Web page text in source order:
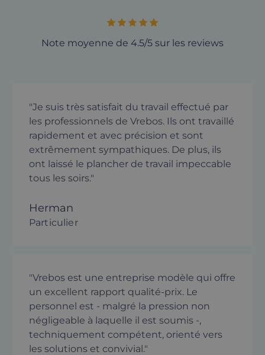
Note moyenne de 4.5/5 sur les reviews
"Je suis très satisfait du travail effectué par
les professionnels de Vrebos. Ils ont travaillé
rapidement et avec précision et sont
extrêmement sympathiques. De plus, ils
ont laissé le plancher de travail impeccable
tous les soirs."
Herman
Particulier
"Vrebos est une entreprise modèle qui offre
un excellent rapport qualité-prix. Le
personnel est - malgré la pression non
négligeable à laquelle il est soumis -,
techniquement compétent, orienté vers
les solutions et convivial."